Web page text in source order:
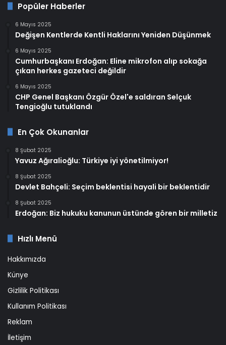
Popüler Haberler
6 Mayıs 2025
Değişen Kentlerde Kentli Haklarını Yeniden Düşünmek
6 Mayıs 2025
Cumhurbaşkanı Erdoğan: Eline mikrofon alıp sokağa
çıkan herkes gazeteci değildir
6 Mayıs 2025
CHP Genel Başkanı Özgür Özel'e saldıran Selçuk
Tengioğlu tutuklandı
En Çok Okunanlar
8 Şubat 2025
Yavuz Ağıralioğlu: Türkiye iyi yönetilmiyor!
8 Şubat 2025
Devlet Bahçeli: Seçim beklentisi hayali bir beklentidir
8 Şubat 2025
Erdoğan: Biz hukuku kanunun üstünde gören bir milletiz
Hızlı Menü
Hakkımızda
Künye
Gizlilik Politikası
Kullanım Politikası
Reklam
İletişim